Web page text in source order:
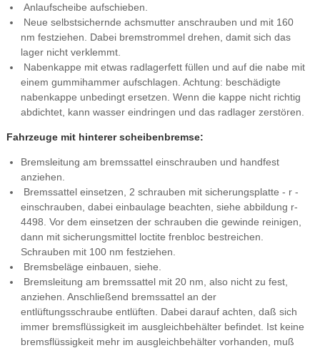
Anlaufscheibe aufschieben.
Neue selbstsichernde achsmutter anschrauben und mit 160
nm festziehen. Dabei bremstrommel drehen, damit sich das
lager nicht verklemmt.
Nabenkappe mit etwas radlagerfett füllen und auf die nabe mit
einem gummihammer aufschlagen. Achtung: beschädigte
nabenkappe unbedingt ersetzen. Wenn die kappe nicht richtig
abdichtet, kann wasser eindringen und das radlager zerstören.
Fahrzeuge mit hinterer scheibenbremse:
Bremsleitung am bremssattel einschrauben und handfest
anziehen.
Bremssattel einsetzen, 2 schrauben mit sicherungsplatte - r -
einschrauben, dabei einbaulage beachten, siehe abbildung r-
4498. Vor dem einsetzen der schrauben die gewinde reinigen,
dann mit sicherungsmittel loctite frenbloc bestreichen.
Schrauben mit 100 nm festziehen.
Bremsbeläge einbauen, siehe.
Bremsleitung am bremssattel mit 20 nm, also nicht zu fest,
anziehen. Anschließend bremssattel an der
entlüftungsschraube entlüften. Dabei darauf achten, daß sich
immer bremsflüssigkeit im ausgleichbehälter befindet. Ist keine
bremsflüssigkeit mehr im ausgleichbehälter vorhanden, muß